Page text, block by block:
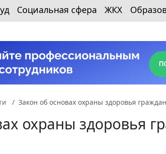
Социальная сфера ЖКХ
Закон об основах охраны здоровья
охраны здоровья